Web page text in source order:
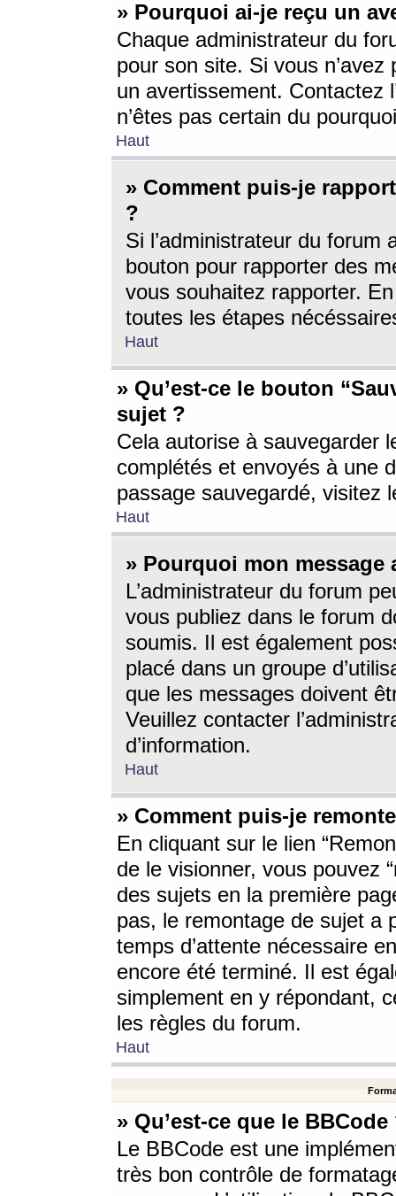
» Pourquoi ai-je reçu un
Chaque administrateur du
pour son site. Si vous
un avertissement. Contactez
n’êtes pas certain du
Haut
» Comment puis-je
?
Si l’administrateur du forum
bouton pour rapporter des
vous souhaitez rapporter.
toutes les étapes
Haut
» Qu’est-ce le bouton
sujet ?
Cela autorise à sauvegarder
complétés et envoyés à une
passage sauvegardé, visitez
Haut
» Pourquoi mon message
L’administrateur du forum
vous publiez dans le forum
soumis. Il est également
placé dans un groupe
que les messages doivent
Veuillez contacter
d’information.
Haut
» Comment puis-je
En cliquant sur le lien
de le visionner, vous pouvez
des sujets en la première
pas, le remontage de sujet a
temps d’attente nécessaire
encore été terminé. Il est
simplement en y répondant,
les règles du forum.
Haut
» Qu’est-ce que le BBCode
Le BBCode est une
très bon contrôle de